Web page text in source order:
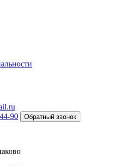
90 Обратный звонок